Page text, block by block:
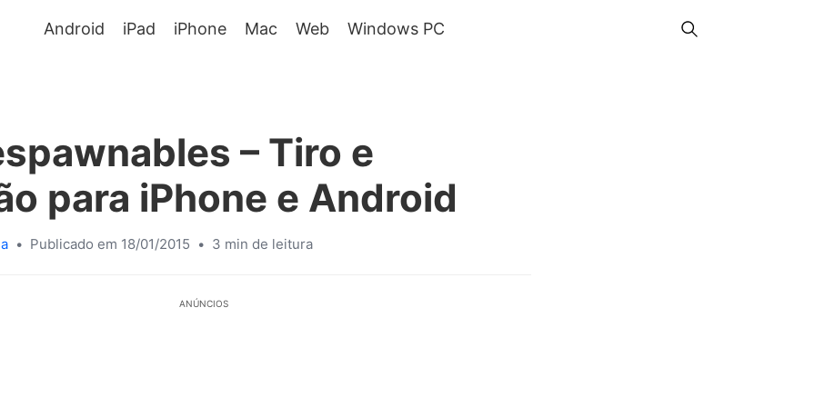
Android iPad iPhone Mac Web Windows PC
– Tiro e
para iPhone e Android
• Publicado em 18/01/2015 • 3 min de leitura
ANÚNCIOS